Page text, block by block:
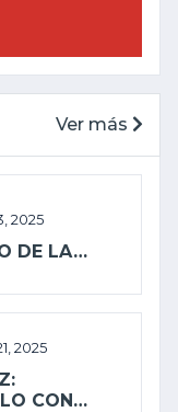
Ver más
2025
DE LA…
2025
CON…